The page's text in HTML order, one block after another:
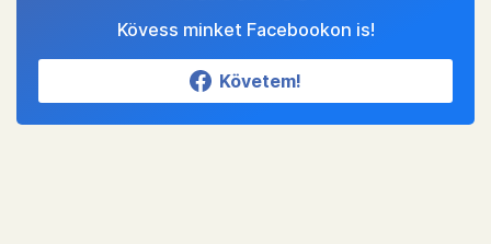
„Valami olyat keresek, ami itthon még
nincs. Meg akarom próbálni.”
Tervez, pályázatokat ír, készül, és gondolkodik